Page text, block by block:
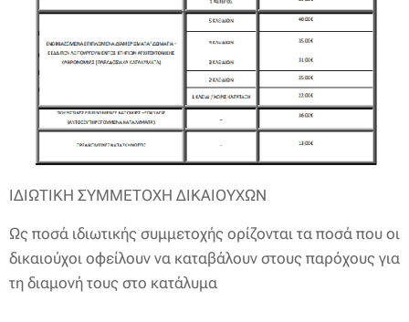
ΙΔΙΩΤΙΚΗ ΣΥΜΜΕΤΟΧΗ ΔΙΚΑΙΟΥΧΩΝ
Ως ποσά ιδιωτικής συμμετοχής ορίζονται τα ποσά που οι
δικαιούχοι οφείλουν να καταβάλουν στους παρόχους για
τη διαμονή τους στο κατάλυμα